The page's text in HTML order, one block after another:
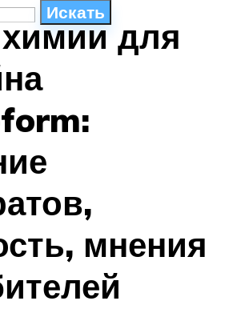
Искать
ДЕТЕЙ
ДОМА
для
мнения